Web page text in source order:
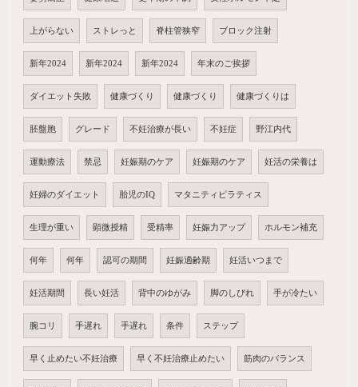
上がらない ストレっと 脊柱管狭窄 ブロック注射
新年2024 新年2024 新年2024 年末のご挨拶
ダイエット失敗 健康づくり 健康づくり 健康づくりは
胚盤胞 グレード 不妊治療が長い 不妊症 野江内代
運動療法 禁忌 妊娠期のケア 妊娠期のケア 妊活の栄養は
妊婦のダイエット 胎児のIQ マタニティピラティス
生理が重い 顕微授精 受精率 妊娠力アップ ホルモン補充
何年 何年 認可の期間 妊娠適齢期 妊活いつまで
妊活期間 長い妊活 背中のゆがみ 脚のしびれ 手が冷たい
腕コリ 手遅れ 手遅れ 条件 ステップ
早く止めたい不妊治療 早く不妊治療止めたい 筋肉のバランス